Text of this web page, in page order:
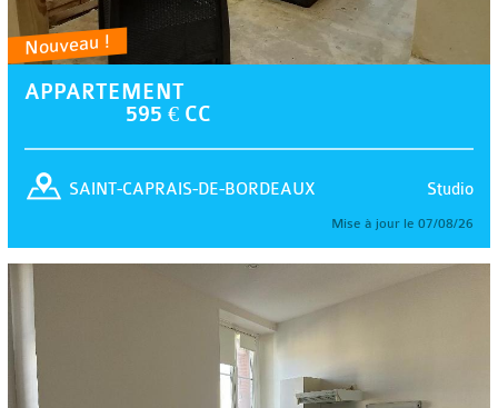
Nouveau !
APPARTEMENT
595 € CC
Studio
SAINT-CAPRAIS-DE-BORDEAUX
Mise à jour le 07/08/26